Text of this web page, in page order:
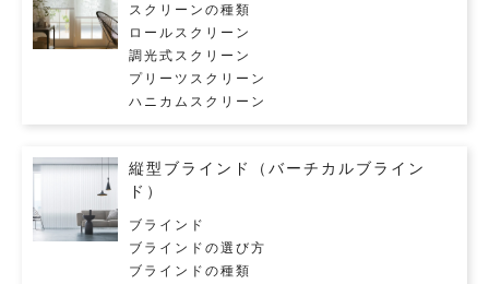
スクリーンの種類
ロールスクリーン
調光式スクリーン
プリーツスクリーン
ハニカムスクリーン
縦型ブラインド（バーチカルブライン
ド）
ブラインド
ブラインドの選び方
ブラインドの種類